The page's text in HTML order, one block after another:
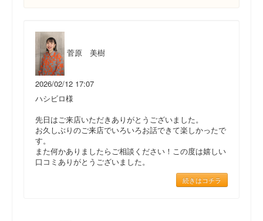
菅原 美樹
2026/02/12 17:07
ハシビロ様
先日はご来店いただきありがとうございました。
お久しぶりのご来店でいろいろお話できて楽しかったで
す。
また何かありましたらご相談ください！この度は嬉しい
口コミありがとうございました。
続きはコチラ